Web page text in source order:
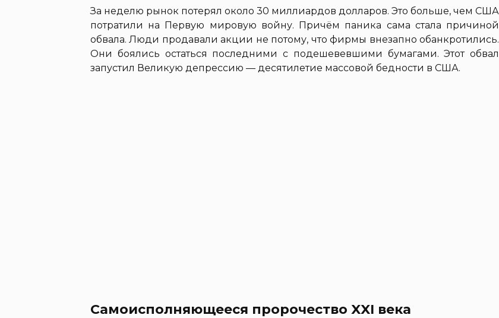
За неделю рынок потерял около 30 миллиардов долларов. Это больше, чем США
потратили на Первую мировую войну. Причём паника сама стала причиной
обвала. Люди продавали акции не потому, что фирмы внезапно обанкротились.
Они боялись остаться последними с подешевевшими бумагами. Этот обвал
запустил Великую депрессию — десятилетие массовой бедности в США.
Самоисполняющееся пророчество XXI века